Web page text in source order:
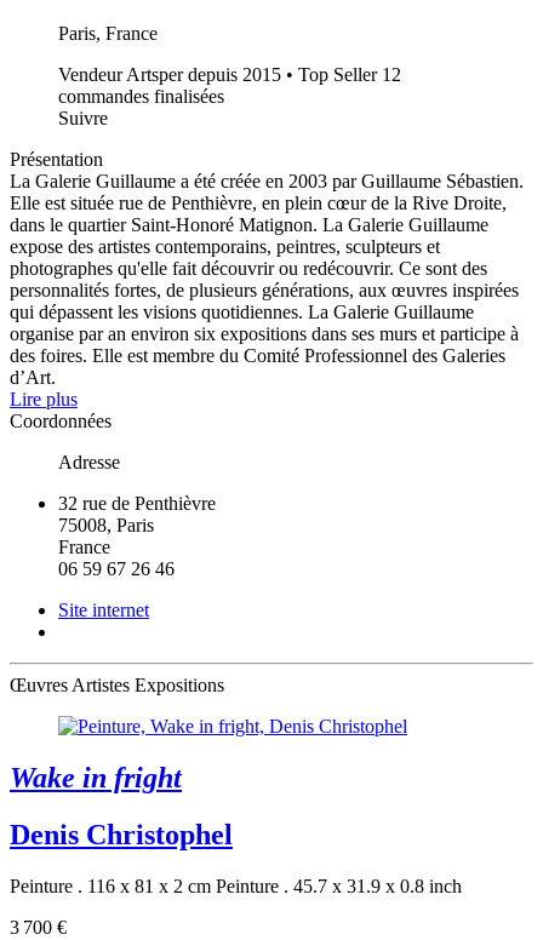
Paris, France
Vendeur Artsper depuis 2015 • Top Seller 12
commandes finalisées
Suivre
Présentation
La Galerie Guillaume a été créée en 2003 par Guillaume Sébastien.
Elle est située rue de Penthièvre, en plein cœur de la Rive Droite,
dans le quartier Saint-Honoré Matignon. La Galerie Guillaume
expose des artistes contemporains, peintres, sculpteurs et
photographes qu'elle fait découvrir ou redécouvrir. Ce sont des
personnalités fortes, de plusieurs générations, aux œuvres inspirées
qui dépassent les visions quotidiennes. La Galerie Guillaume
organise par an environ six expositions dans ses murs et participe à
des foires. Elle est membre du Comité Professionnel des Galeries
d’Art.
Lire plus
Coordonnées
Adresse
32 rue de Penthièvre
75008, Paris
France
06 59 67 26 46
Site internet
ŒuvresArtistes Expositions
Wake in fright
Denis Christophel
Peinture . 116 x 81 x 2 cm Peinture . 45.7 x 31.9 x 0.8 inch
3 700 €